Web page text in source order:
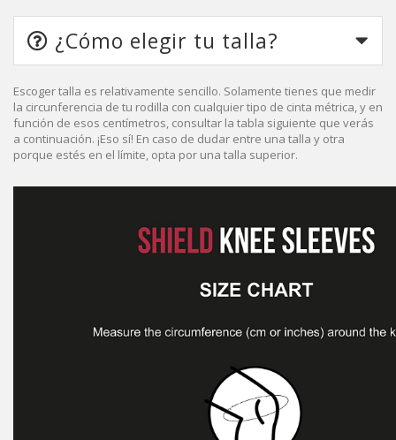
¿Cómo elegir tu talla?
Escoger talla es relativamente sencillo. Solamente tienes que medir
la circunferencia de tu rodilla con cualquier tipo de cinta métrica, y en
función de esos centímetros, consultar la tabla siguiente que verás
a continuación. ¡Eso sí! En caso de dudar entre una talla y otra
porque estés en el límite, opta por una talla superior.